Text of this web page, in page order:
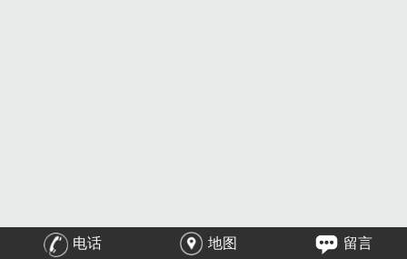
电话 地图 留言